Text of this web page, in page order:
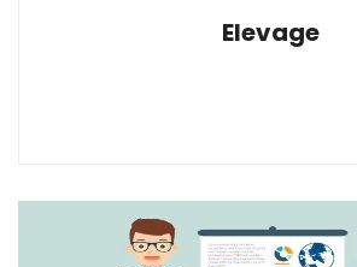
Elevage